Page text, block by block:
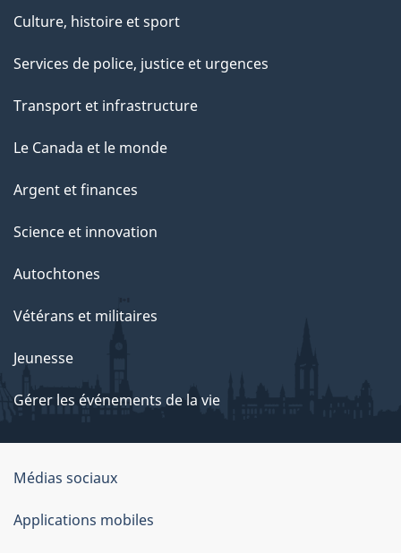
Culture, histoire et sport
Services de police, justice et urgences
Transport et infrastructure
Le Canada et le monde
Argent et finances
Science et innovation
Autochtones
Vétérans et militaires
Jeunesse
Gérer les événements de la vie
Organisation
du
gouvernement
Médias sociaux
Applications mobiles